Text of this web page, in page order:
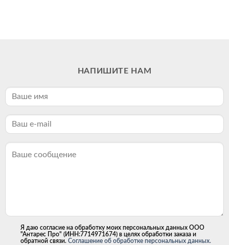
НАПИШИТЕ НАМ
Я даю согласие на обработку моих персональных данных ООО
"Антарес Про" (ИНН:7714971674) в целях обработки заказа и
обратной связи. Соглашение об обработке персональных данных.